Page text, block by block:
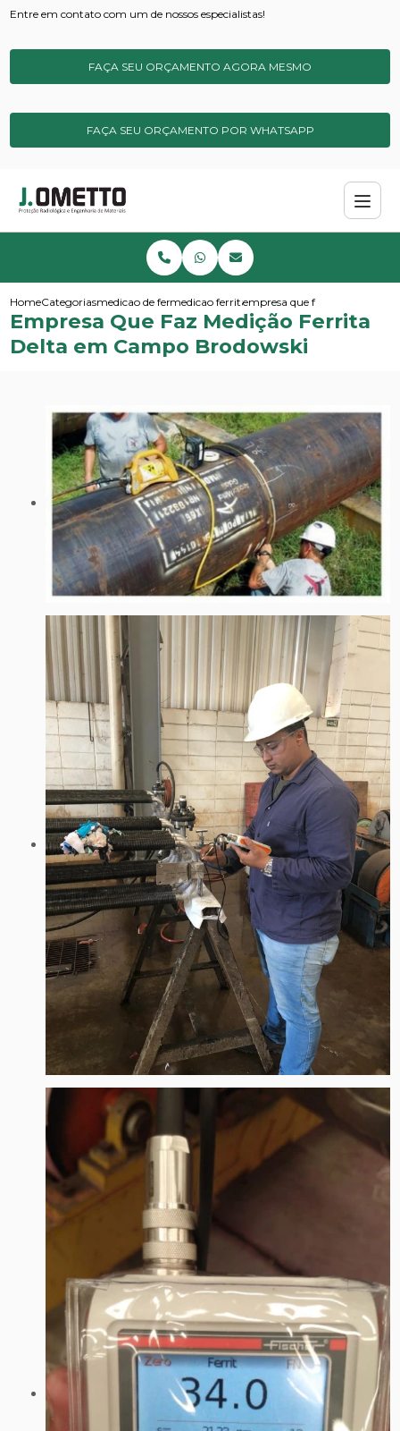
Entre em contato com um de nossos especialistas!
FAÇA SEU ORÇAMENTO AGORA MESMO
FAÇA SEU ORÇAMENTO POR WHATSAPP
HomeCategoriasmedicao de ferritamedicao ferrita de campoempresa que faz medicao
Empresa Que Faz Medição Ferrita
Delta em Campo Brodowski